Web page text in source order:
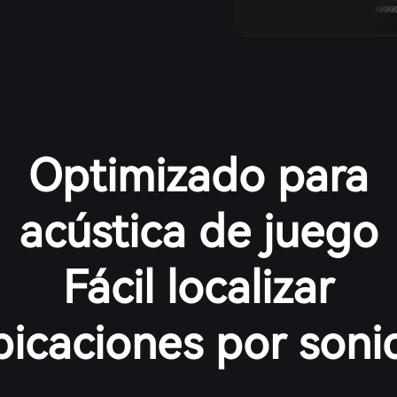
Optimizado para
acústica de juego
Fácil localizar
por